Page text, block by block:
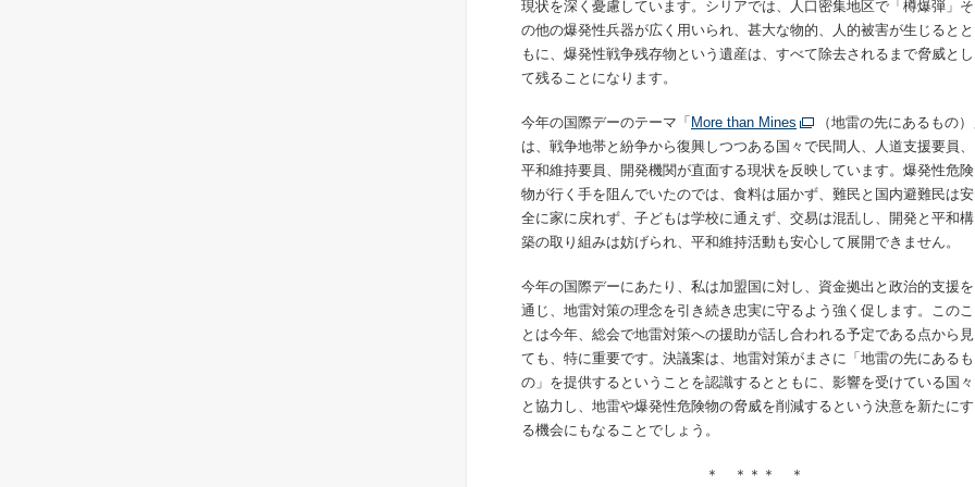
現状を深く憂慮しています。シリアでは、人口密集地区で「樽爆弾」そ
の他の爆発性兵器が広く用いられ、甚大な物的、人的被害が生じるとと
もに、爆発性戦争残存物という遺産は、すべて除去されるまで脅威とし
て残ることになります。
今年の国際デーのテーマ「 More than Mines
（地雷の先にあるもの
は、戦争地帯と紛争から復興しつつある国々で民間人、人道支援要員、
平和維持要員、開発機関が直面する現状を反映しています。爆発性危険
物が行く手を阻んでいたのでは、食料は届かず、難民と国内避難民は安
全に家に戻れず、子どもは学校に通えず、交易は混乱し、開発と平和構
築の取り組みは妨げられ、平和維持活動も安心して展開できません。
今年の国際デーにあたり、私は加盟国に対し、資金拠出と政治的支援を
通じ、地雷対策の理念を引き続き忠実に守るよう強く促します。このこ
とは今年、総会で地雷対策への援助が話し合われる予定である点から見
ても、特に重要です。決議案は、地雷対策がまさに「地雷の先にあるも
の」を提供するということを認識するとともに、影響を受けている国々
と協力し、地雷や爆発性危険物の脅威を削減するという決意を新たにす
る機会にもなることでしょう。
＊ ＊＊＊ ＊